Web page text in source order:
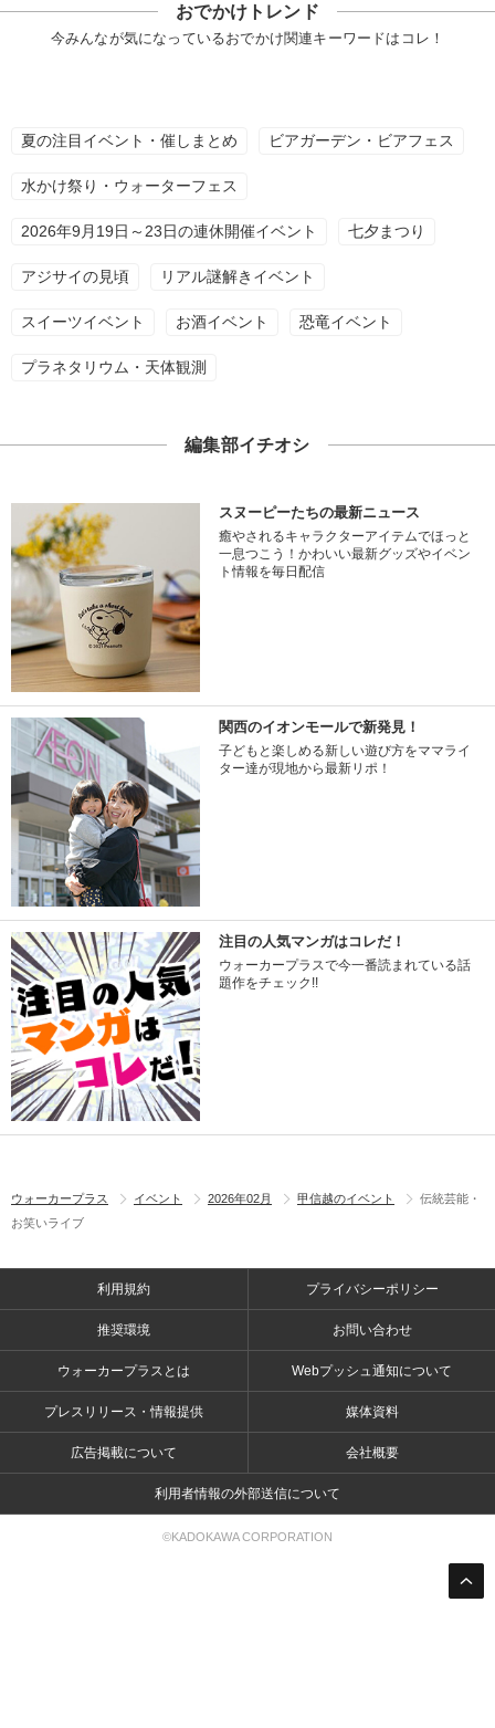
おでかけトレンド
今みんなが気になっているおでかけ関連キーワードはコレ！
夏の注目イベント・催しまとめ ビアガーデン・ビアフェス
水かけ祭り・ウォーターフェス
2026年9月19日～23日の連休開催イベント 七夕まつり
アジサイの見頃 リアル謎解きイベント
スイーツイベント お酒イベント 恐竜イベント
プラネタリウム・天体観測
編集部イチオシ
スヌーピーたちの最新ニュース
癒やされるキャラクターアイテムでほっと
一息つこう！かわいい最新グッズやイベン
ト情報を毎日配信
関西のイオンモールで新発見！
子どもと楽しめる新しい遊び方をママライ
ター達が現地から最新リポ！
注目の人気マンガはコレだ！
ウォーカープラスで今一番読まれている話
題作をチェック!!
ウォーカープラス イベント 2026年02月 甲信越のイベント
伝統芸能・
お笑いライブ
利用規約 プライバシーポリシー
推奨環境 お問い合わせ
ウォーカープラスとは Webプッシュ通知について
プレスリリース・情報提供 媒体資料
広告掲載について 会社概要
利用者情報の外部送信について
©KADOKAWA CORPORATION